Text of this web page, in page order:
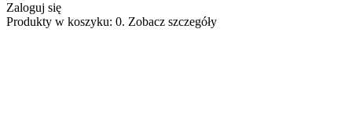
Zaloguj się
Produkty w koszyku: 0. Zobacz szczegóły